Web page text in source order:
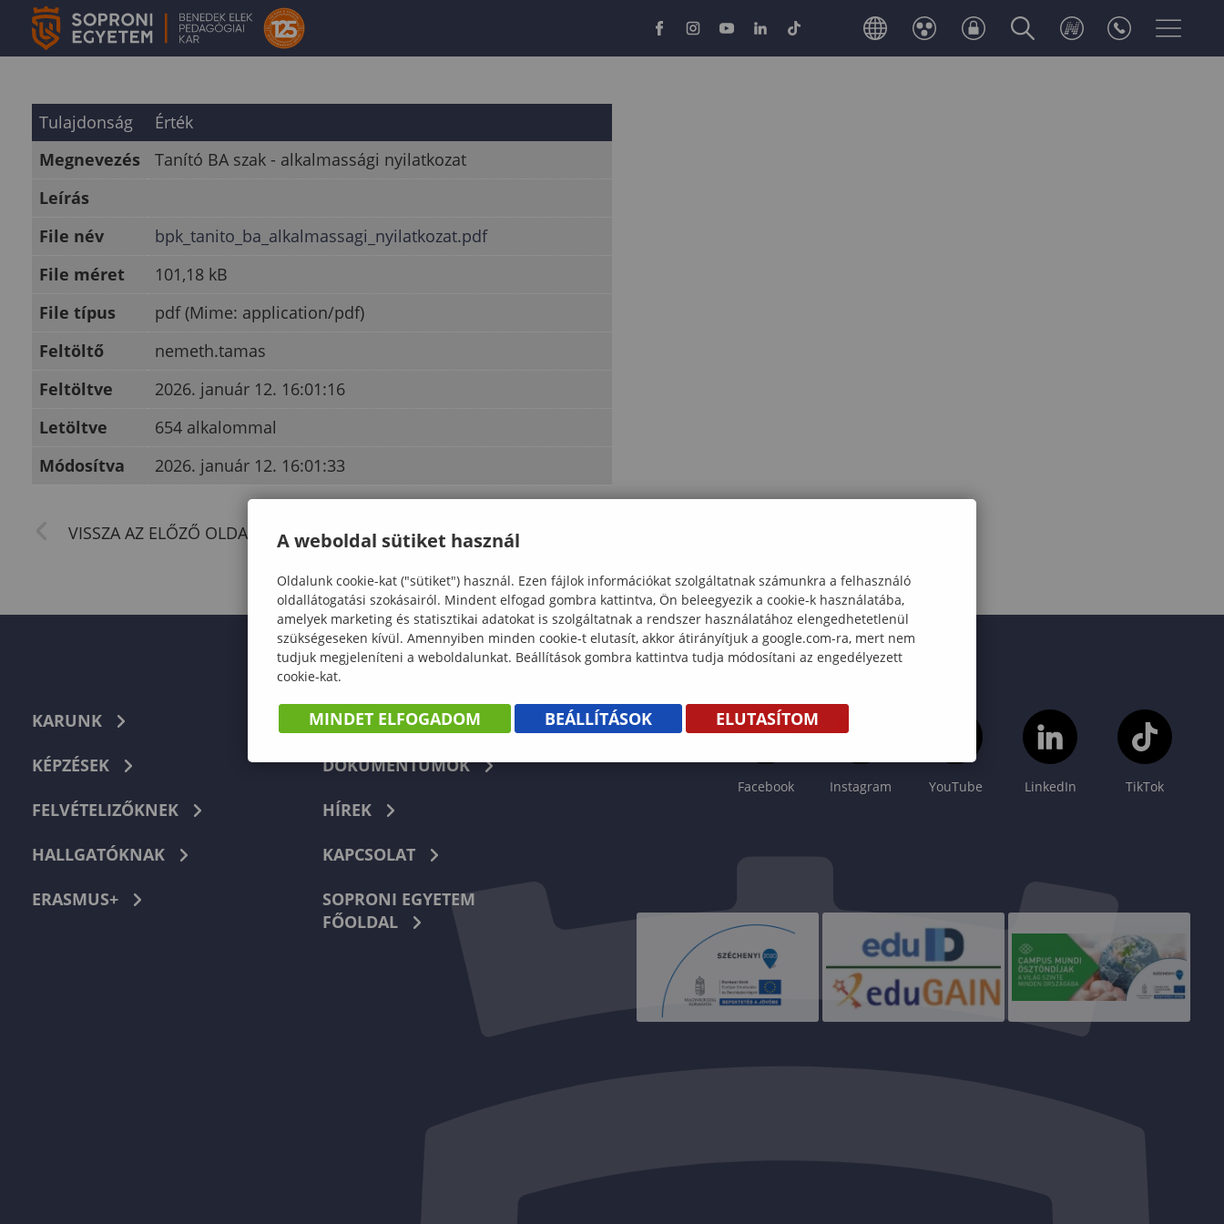
Tulajdonság
Érték
Megnevezés
Tanító BA szak - alkalmassági nyilatkozat
Leírás
File név
bpk_tanito_ba_alkalmassagi_nyilatkozat.pdf
File méret
101,18 kB
File típus
pdf (Mime: application/pdf)
Feltöltő
nemeth.tamas
Feltöltve
2026. január 12. 16:01:16
Letöltve
654 alkalommal
Módosítva
2026. január 12. 16:01:33
KARUNK
KÉPZÉSEK
FELVÉTELIZŐKNEK
HALLGATÓKNAK
ERASMUS+
TELEFONKÖNYV
DOKUMENTUMOK
HÍREK
KAPCSOLAT
SOPRONI EGYETEM
FŐOLDAL
Facebook Instagram YouTube LinkedIn TikTok
A weboldal sütiket használ
Oldalunk cookie-kat ("sütiket") használ. Ezen fájlok információkat szolgáltatnak számunkra a felhasználó
oldallátogatási szokásairól. Mindent elfogad gombra kattintva, Ön beleegyezik a cookie-k használatába,
amelyek marketing és statisztikai adatokat is szolgáltatnak a rendszer használatához elengedhetetlenül
szükségeseken kívül. Amennyiben minden cookie-t elutasít, akkor átirányítjuk a google.com-ra, mert nem
tudjuk megjeleníteni a weboldalunkat. Beállítások gombra kattintva tudja módosítani az engedélyezett
cookie-kat.
MINDET ELFOGADOM BEÁLLÍTÁSOK ELUTASÍTOM